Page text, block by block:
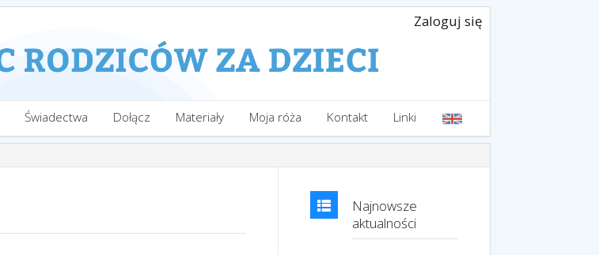
Zaloguj się
Świadectwa Dołącz Materiały Moja róża Kontakt Linki
Najnowsze
aktualności